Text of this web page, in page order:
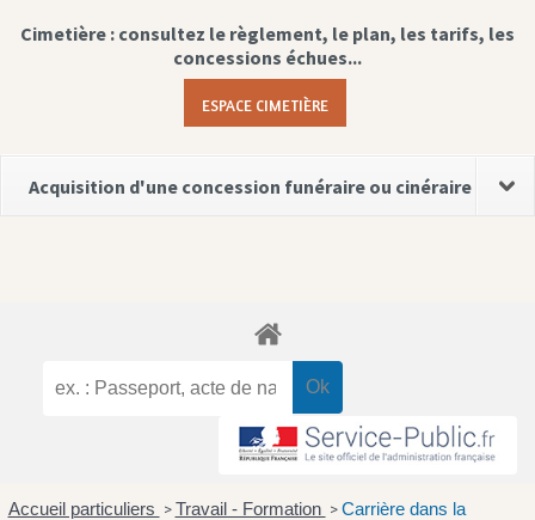
Cimetière : consultez le règlement, le plan, les tarifs, les
concessions échues...
ESPACE CIMETIÈRE
Acquisition d'une concession funéraire ou cinéraire
Accueil particuliers > Travail - Formation > Carrière dans la